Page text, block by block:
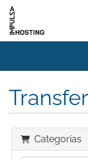
Categorías